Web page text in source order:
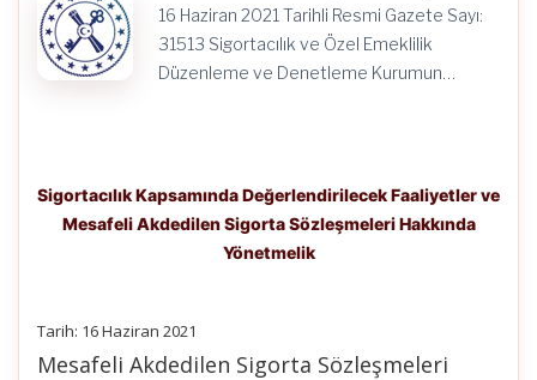
16 Haziran 2021 Tarihli Resmi Gazete Sayı:
31513 Sigortacılık ve Özel Emeklilik
Düzenleme ve Denetleme Kurumun…
Sigortacılık Kapsamında Değerlendirilecek Faaliyetler ve
Mesafeli Akdedilen Sigorta Sözleşmeleri Hakkında
Yönetmelik
Tarih: 16 Haziran 2021
Mesafeli Akdedilen Sigorta Sözleşmeleri